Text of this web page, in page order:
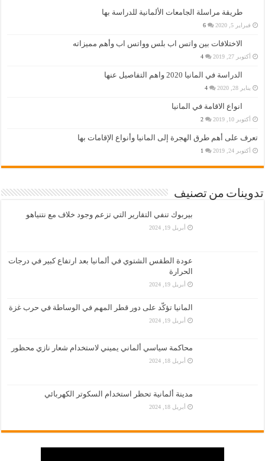
طريقة مراسلة الجامعات الألمانية للدراسة بها
فبراير 5, 2020 6
الاختلافات بين واتس اب بلس وواتس اب وأهم مميزاته
أكتوبر 27, 2019 4
الدراسة في المانيا 2020 واهم التفاصيل عنها
يناير 28, 2020 4
انواع الاقامة في المانيا
أكتوبر 10, 2019 2
تعرف على أهم طرق الهجرة إلى المانيا وأنواع الإقامات بها
أكتوبر 24, 2019 1
تدوينات من تصنيف
بيربوك تنفي التقارير التي تزعم وجود خلاف مع نتنياهو
أبريل 19, 2024
عودة الطقس الشتوي في ألمانيا بعد ارتفاع كبير في درجات
الحرارة
أبريل 19, 2024
المانيا تؤكّد على دور قطر المهم في الوساطة في حرب غزة
أبريل 19, 2024
محاكمة سياسي ألماني يميني لاستخدام شعار نازي محظور
أبريل 18, 2024
مدينة ألمانية تحظر استخدام السكوتر الكهربائي
أبريل 18, 2024